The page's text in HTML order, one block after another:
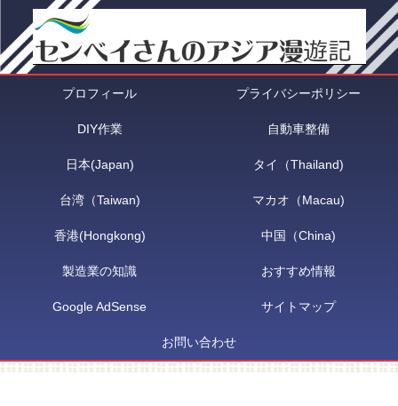
プロフィール プライバシーポリシー
DIY作業 自動車整備
日本(Japan) タイ（Thailand)
台湾（Taiwan) マカオ（Macau)
香港(Hongkong) 中国（China)
製造業の知識 おすすめ情報
Google AdSense サイトマップ
お問い合わせ